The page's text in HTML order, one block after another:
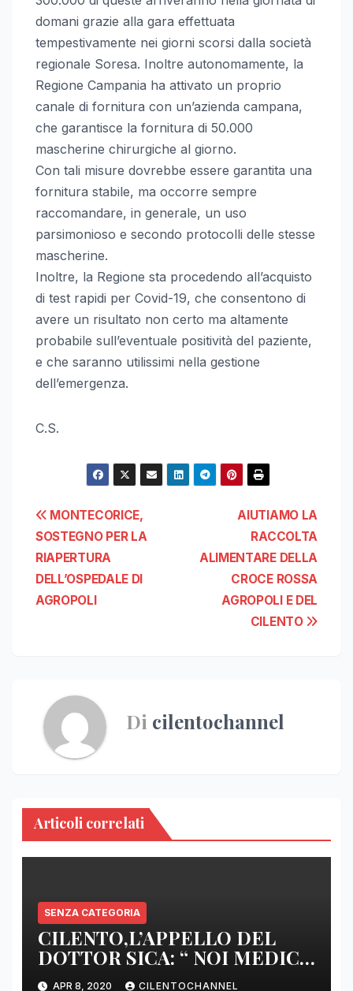
domani grazie alla gara effettuata
tempestivamente nei giorni scorsi dalla società
regionale Soresa. Inoltre autonomamente, la
Regione Campania ha attivato un proprio
canale di fornitura con un’azienda campana,
che garantisce la fornitura di 50.000
mascherine chirurgiche al giorno.
Con tali misure dovrebbe essere garantita una
fornitura stabile, ma occorre sempre
raccomandare, in generale, un uso
parsimonioso e secondo protocolli delle stesse
mascherine.
Inoltre, la Regione sta procedendo all’acquisto
di test rapidi per Covid-19, che consentono di
avere un risultato non certo ma altamente
probabile sull’eventuale positività del paziente,
e che saranno utilissimi nella gestione
dell’emergenza.
C.S.
Navigazione
articoli
AIUTIAMO LA
RACCOLTA
ALIMENTARE DELLA
CROCE ROSSA
AGROPOLI E DEL
CILENTO
MONTECORICE,
SOSTEGNO PER LA
RIAPERTURA
DELL’OSPEDALE DI
AGROPOLI
Di cilentochannel
Articoli correlati
SENZA CATEGORIA
CILENTO,L’APPELLO DEL
DOTTOR SICA: “ NOI MEDICI
DI BASE SIAMO SENZA ARMI
APR 8, 2020 CILENTOCHANNEL